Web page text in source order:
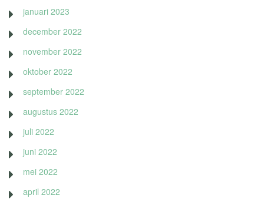
januari 2023
december 2022
november 2022
oktober 2022
september 2022
augustus 2022
juli 2022
juni 2022
mei 2022
april 2022